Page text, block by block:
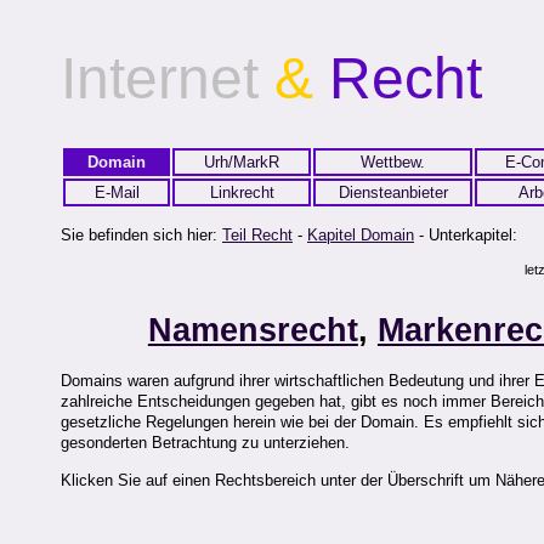
Internet & Recht
Domain Urh/MarkR Wettbew.
E-
E-Mail
Linkrecht Diensteanbieter
Sie befinden sich hier: Teil Recht - Kapitel Domain - Unterkapitel:
Namensrecht,
Domains waren aufgrund ihrer wirtschaftlichen Bedeutung und
zahlreiche Entscheidungen gegeben hat, gibt es noch immer
gesetzliche Regelungen herein wie bei der Domain. Es empfiehlt
gesonderten Betrachtung zu unterziehen.
Klicken Sie auf einen Rechtsbereich unter der Überschrift um